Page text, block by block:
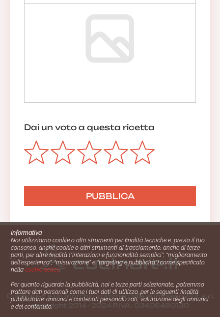
Dai un voto a questa ricetta
Cucinare.it è un marchio commerciale di Impiego24.it s.r.l.
copyright 2014 - 2024 P.IVA: 03406490130
Informativa
Noi utilizziamo cookie o altri strumenti per finalità tecniche e, previo il tuo
consenso, anche cookie o altri strumenti di tracciamento, anche di terze
parti, per altre finalità (“interazioni e funzionalità semplici”, “miglioramento
dell'esperienza”, “misurazione” e “targeting e pubblicità”) come specificato
nellacookie policy.
Per quanto riguarda la pubblicità, noi e terze parti selezionate, potremmo
trattare dati personali come i tuoi dati di utilizzo, per le seguenti finalità
pubblicitarie: annunci e contenuti personalizzati, valutazione degli annunci
e del contenuto.